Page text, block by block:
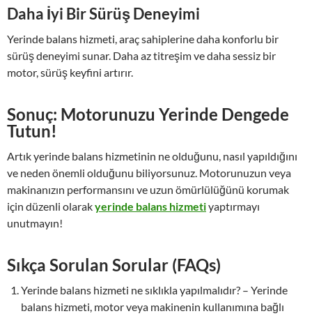
Daha İyi Bir Sürüş Deneyimi
Yerinde balans hizmeti, araç sahiplerine daha konforlu bir
sürüş deneyimi sunar. Daha az titreşim ve daha sessiz bir
motor, sürüş keyfini artırır.
Sonuç: Motorunuzu Yerinde Dengede
Tutun!
Artık yerinde balans hizmetinin ne olduğunu, nasıl yapıldığını
ve neden önemli olduğunu biliyorsunuz. Motorunuzun veya
makinanızın performansını ve uzun ömürlülüğünü korumak
için düzenli olarakyerinde balans hizmetiyaptırmayı
unutmayın!
Sıkça Sorulan Sorular (FAQs)
Yerinde balans hizmeti ne sıklıkla yapılmalıdır? – Yerinde
balans hizmeti, motor veya makinenin kullanımına bağlı